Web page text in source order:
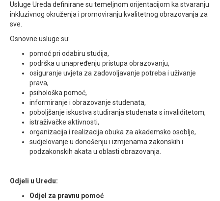
Usluge Ureda definirane su temeljnom orijentacijom ka stvaranju
inkluzivnog okruženja i promoviranju kvalitetnog obrazovanja za
sve.
Osnovne usluge su:
pomoć pri odabiru studija,
podrška u unapređenju pristupa obrazovanju,
osiguranje uvjeta za zadovoljavanje potreba i uživanje
prava,
psihološka pomoć,
informiranje i obrazovanje studenata,
poboljšanje iskustva studiranja studenata s invaliditetom,
istraživačke aktivnosti,
organizacija i realizacija obuka za akademsko osoblje,
sudjelovanje u donošenju i izmjenama zakonskih i
podzakonskih akata u oblasti obrazovanja.
Odjeli u Uredu:
Odjel za pravnu pomoć